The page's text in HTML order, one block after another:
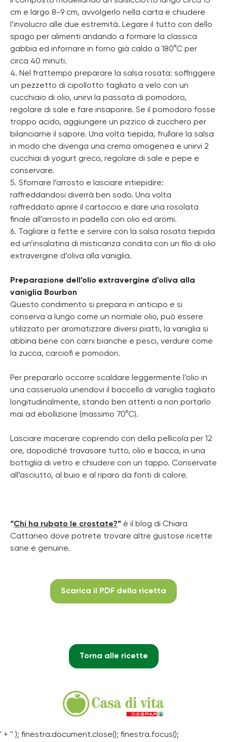
cm e largo 8-9 cm, avvolgerlo nella carta e chiudere
l’involucro alle due estremità. Legare il tutto con dello
spago per alimenti andando a formare la classica
gabbia ed infornare in forno già caldo a 180°C per
circa 40 minuti.
4. Nel frattempo preparare la salsa rosata: soffriggere
un pezzetto di cipollotto tagliato a velo con un
cucchiaio di olio, unirvi la passata di pomodoro,
regolare di sale e fare insaporire. Se il pomodoro fosse
troppo acido, aggiungere un pizzico di zucchero per
bilanciarne il sapore. Una volta tiepida, frullare la salsa
in modo che divenga una crema omogenea e unirvi 2
cucchiai di yogurt greco, regolare di sale e pepe e
conservare.
5. Sfornare l’arrosto e lasciare intiepidire:
raffreddandosi diverrà ben sodo. Una volta
raffreddato aprire il cartoccio e dare una rosolata
finale all’arrosto in padella con olio ed aromi.
6. Tagliare a fette e servire con la salsa rosata tiepida
ed un’insalatina di misticanza condita con un filo di olio
extravergine d’oliva alla vaniglia.
Preparazione dell’olio extravergine d’oliva alla
vaniglia Bourbon
Questo condimento si prepara in anticipo e si
conserva a lungo come un normale olio, può essere
utilizzato per aromatizzare diversi piatti, la vaniglia si
abbina bene con carni bianche e pesci, verdure come
la zucca, carciofi e pomodori.
Per prepararlo occorre scaldare leggermente l’olio in
una casseruola unendovi il baccello di vaniglia tagliato
longitudinalmente, stando ben attenti a non portarlo
mai ad ebollizione (massimo 70°C).
Lasciare macerare coprendo con della pellicola per 12
ore, dopodiché travasare tutto, olio e bacca, in una
bottiglia di vetro e chiudere con un tappo. Conservate
all’asciutto, al buio e al riparo da fonti di calore.
“Chi ha rubato le crostate?” è il blog di Chiara
Cattaneo dove potrete trovare altre gustose ricette
sane e genuine.
Scarica il PDF della ricetta
Torna alle ricette
' + '' ); finestra.document.close(); finestra.focus();